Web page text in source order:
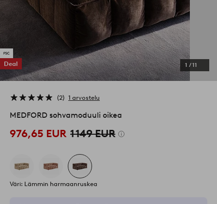
Deal 1 /11
2 1 arvostelu
MEDFORD sohvamoduuli oikea
976,65 EUR 1 149 EUR
Väri: Lämmin harmaanruskea